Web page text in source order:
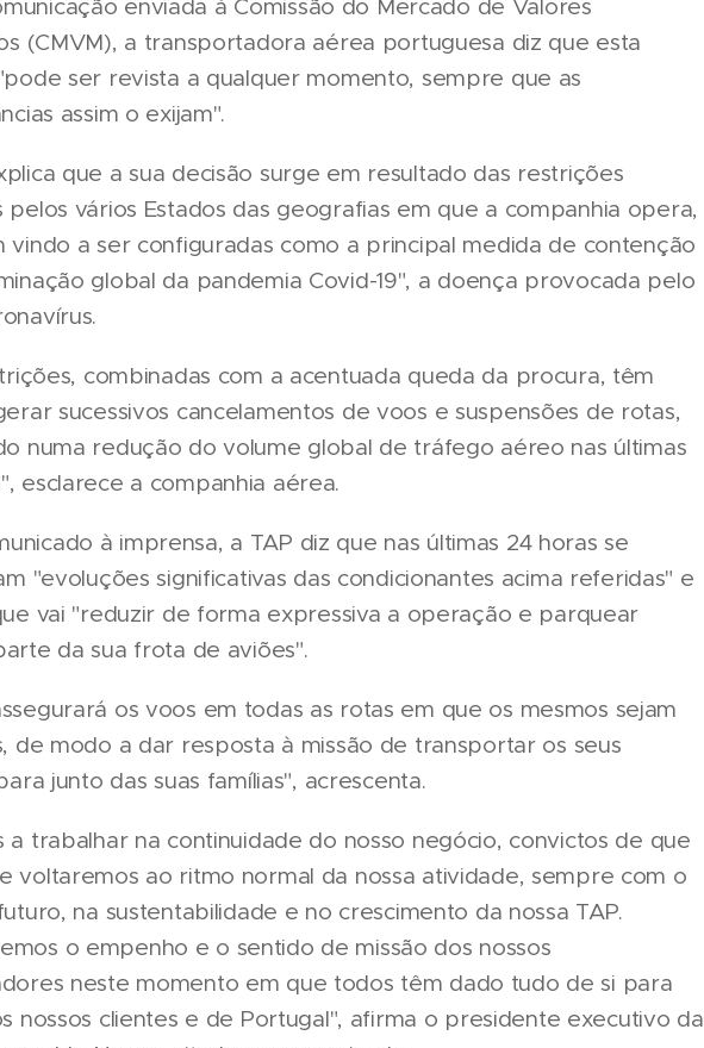
enviada à Comissão do Mercado de Valores
(CMVM), a transportadora aérea portuguesa diz que esta
ser revista a qualquer momento, sempre que as
assim o exijam".
que a sua decisão surge em resultado das restrições
pelos vários Estados das geografias em que a companhia opera,
vindo a ser configuradas como a principal medida de contenção
global da pandemia Covid-19", a doença provocada pelo
combinadas com a acentuada queda da procura, têm
sucessivos cancelamentos de voos e suspensões de rotas,
numa redução do volume global de tráfego aéreo nas últimas
esclarece a companhia aérea.
à imprensa, a TAP diz que nas últimas 24 horas se
"evoluções significativas das condicionantes acima referidas" e
vai "reduzir de forma expressiva a operação e parquear
da sua frota de aviões".
os voos em todas as rotas em que os mesmos sejam
de modo a dar resposta à missão de transportar os seus
junto das suas famílias", acrescenta.
a trabalhar na continuidade do nosso negócio, convictos de que
voltaremos ao ritmo normal da nossa atividade, sempre com o
na sustentabilidade e no crescimento da nossa TAP.
o empenho e o sentido de missão dos nossos
neste momento em que todos têm dado tudo de si para
nossos clientes e de Portugal", afirma o presidente executivo da